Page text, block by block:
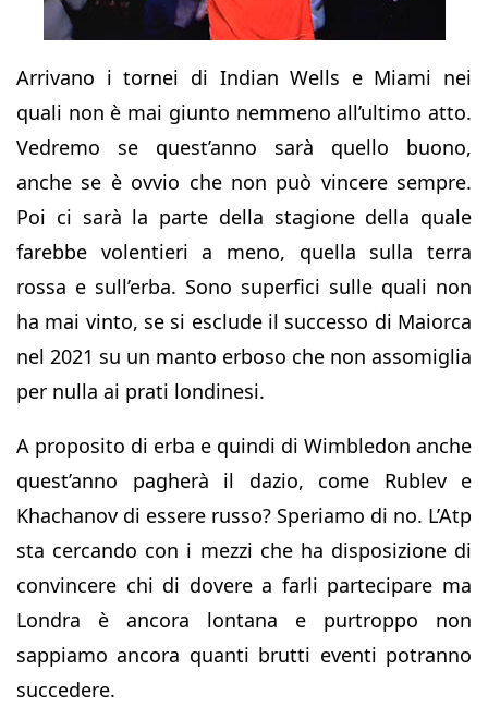
Arrivano i tornei di Indian Wells e Miami nei
quali non è mai giunto nemmeno all’ultimo atto.
Vedremo se quest’anno sarà quello buono,
anche se è ovvio che non può vincere sempre.
Poi ci sarà la parte della stagione della quale
farebbe volentieri a meno, quella sulla terra
rossa e sull’erba. Sono superfici sulle quali non
ha mai vinto, se si esclude il successo di Maiorca
nel 2021 su un manto erboso che non assomiglia
per nulla ai prati londinesi.
A proposito di erba e quindi di Wimbledon anche
quest’anno pagherà il dazio, come Rublev e
Khachanov di essere russo? Speriamo di no. L’Atp
sta cercando con i mezzi che ha disposizione di
convincere chi di dovere a farli partecipare ma
Londra è ancora lontana e purtroppo non
sappiamo ancora quanti brutti eventi potranno
succedere.